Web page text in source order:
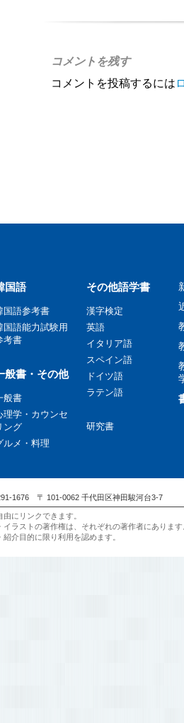
コメントを残す
コメントを投稿するには
国語
国語参考書
国語能力試験用
考書
般書・その他
般書
理学・カウンセ
ング
ルメ・料理
その他語学書
漢字検定
英語
イタリア語
スペイン語
ドイツ語
ラテン語
研究書
1676 〒 101-0062 千代田区神田駿河台3-7
にリンクできます。
イラストの著作権は、それぞれの著作者にありま
介目的に限り利用を認めます。